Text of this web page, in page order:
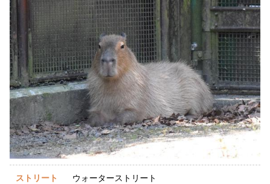
ストリート ウォーターストリート